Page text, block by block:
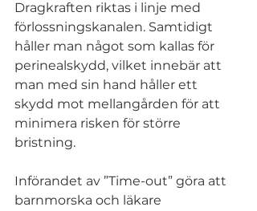
Dragkraften riktas i linje med
förlossningskanalen. Samtidigt
håller man något som kallas för
perinealskydd, vilket innebär att
man med sin hand håller ett
skydd mot mellangården för att
minimera risken för större
bristning.
Införandet av ”Time-out” göra att
barnmorska och läkare